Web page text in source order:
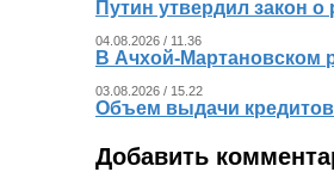
Путин утвердил закон
04.08.2026 / 11.36
В Ачхой-Мартановском
03.08.2026 / 15.22
Объем выдачи
Добавить